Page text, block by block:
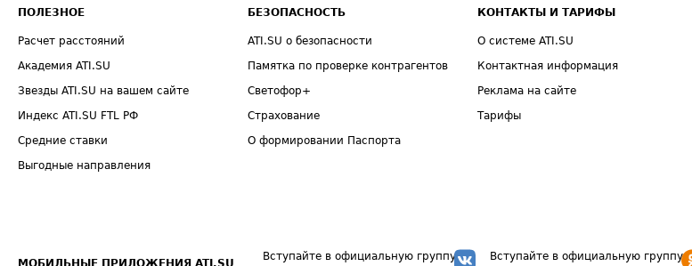
ПОЛЕЗНОЕ
Расчет расстояний
Академия ATI.SU
Звезды ATI.SU на вашем сайте
Индекс ATI.SU FTL РФ
Средние ставки
Выгодные направления
БЕЗОПАСНОСТЬ
ATI.SU о безопасности
Памятка по проверке контрагентов
Светофор+
Страхование
О формировании Паспорта
КОНТАКТЫ И ТАРИФЫ
О системе ATI.SU
Контактная информация
Реклама на сайте
Тарифы
МОБИЛЬНЫЕ ПРИЛОЖЕНИЯ ATI.SU
Вступайте в официальную группу
Вступайте в официальную группу